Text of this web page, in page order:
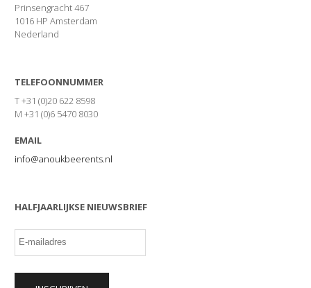
Prinsengracht 467
1016 HP Amsterdam
Nederland
TELEFOONNUMMER
T +31 (0)20 622 8598
M +31 (0)6 5470 8030
EMAIL
info@anoukbeerents.nl
HALFJAARLIJKSE NIEUWSBRIEF